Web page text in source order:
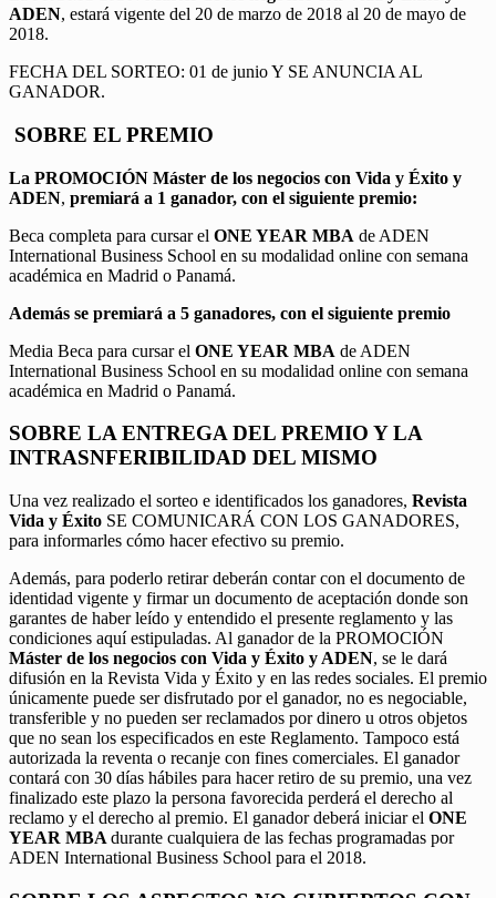
ADEN, estará vigente del 20 de marzo de 2018 al 20 de mayo de
2018.
FECHA DEL SORTEO: 01 de junio Y SE ANUNCIA AL
GANADOR.
SOBRE EL PREMIO
La PROMOCIÓN Máster de los negocios con Vida y Éxito y
ADEN, premiará a 1 ganador, con el siguiente premio:
Beca completa para cursar el ONE YEAR MBA de ADEN
International Business School en su modalidad online con semana
académica en Madrid o Panamá.
Además se premiará a 5 ganadores, con el siguiente premio
Media Beca para cursar el ONE YEAR MBA de ADEN
International Business School en su modalidad online con semana
académica en Madrid o Panamá.
SOBRE LA ENTREGA DEL PREMIO Y LA
INTRASNFERIBILIDAD DEL MISMO
Una vez realizado el sorteo e identificados los ganadores, Revista
Vida y Éxito SE COMUNICARÁ CON LOS GANADORES,
para informarles cómo hacer efectivo su premio.
Además, para poderlo retirar deberán contar con el documento de
identidad vigente y firmar un documento de aceptación donde son
garantes de haber leído y entendido el presente reglamento y las
condiciones aquí estipuladas. Al ganador de la PROMOCIÓN
Máster de los negocios con Vida y Éxito y ADEN, se le dará
difusión en la Revista Vida y Éxito y en las redes sociales. El premio
únicamente puede ser disfrutado por el ganador, no es negociable,
transferible y no pueden ser reclamados por dinero u otros objetos
que no sean los especificados en este Reglamento. Tampoco está
autorizada la reventa o recanje con fines comerciales. El ganador
contará con 30 días hábiles para hacer retiro de su premio, una vez
finalizado este plazo la persona favorecida perderá el derecho al
reclamo y el derecho al premio. El ganador deberá iniciar el ONE
YEAR MBA durante cualquiera de las fechas programadas por
ADEN International Business School para el 2018.